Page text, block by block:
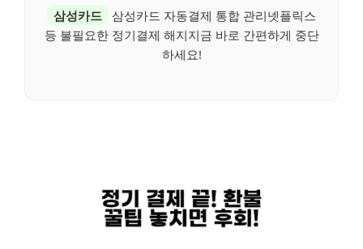
삼성카드 삼성카드 자동결제 통합 관리넷플릭스
등 불필요한 정기결제 해지지금 바로 간편하게 중단
하세요!